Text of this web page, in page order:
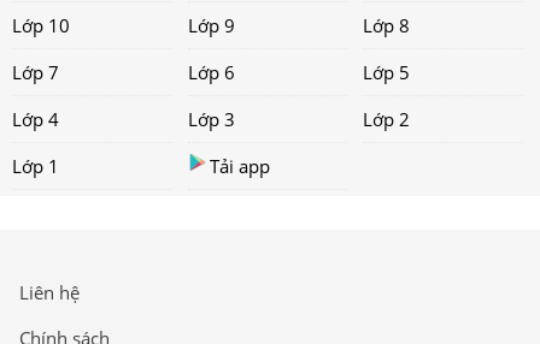
Lớp 10
Lớp 9
Lớp 8
Lớp 7
Lớp 6
Lớp 5
Lớp 4
Lớp 3
Lớp 2
Lớp 1
Tải app
Liên hệ
Chính sách